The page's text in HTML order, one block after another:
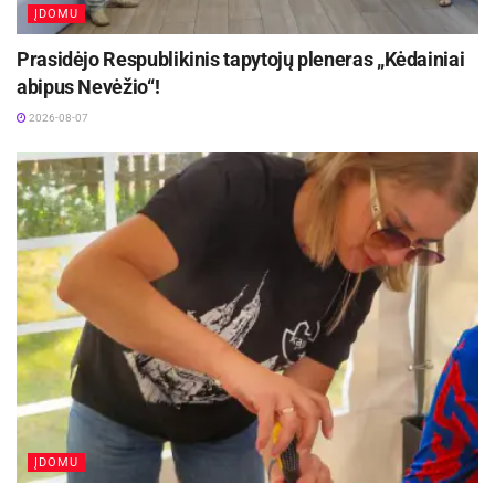
Už nuopelnus švietimui,
Už nuopelnus sportui,
Už nuopelnus sveikatai,
Už nuopelnus vaiko gerovei,
Už aktyvią visuomeninę veiklą.
Jubiliejiniams metams artėjant į pabaigą,
kviečiame susitikti iškilmingoje apdovanojimų
ceremonijoje, kad tartume „ačiū“ tiems, kurie to
nusipelnė!
Aktualios naujienos
Netrukus Zarasuose – aktorinio meistriškumo
kursai su aktore Emilija Latėnaite
ĮDOMU
Prasidėjo Respublikinis tapytojų pleneras „Kėdainiai
abipus Nevėžio“!
2026-08-07
ĮDOMU